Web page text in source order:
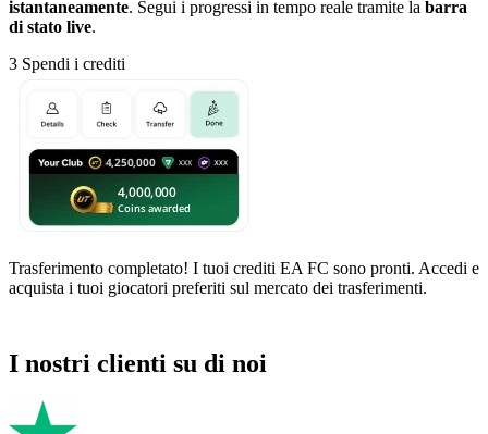
istantaneamente. Segui i progressi in tempo reale tramite la barra
di stato live.
3 Spendi i crediti
Trasferimento completato! I tuoi crediti EA FC sono pronti. Accedi e
acquista i tuoi giocatori preferiti sul mercato dei trasferimenti.
I nostri clienti su di noi